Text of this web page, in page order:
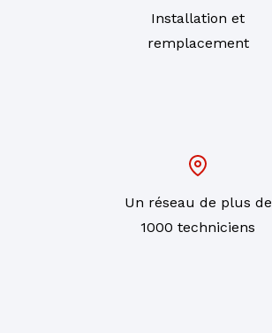
Installation et
remplacement
Un réseau de plus de
1000 techniciens